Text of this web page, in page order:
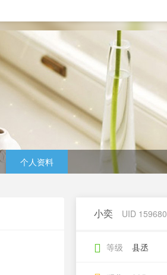
个人资料
小奕 UID 159680
等级 县丞